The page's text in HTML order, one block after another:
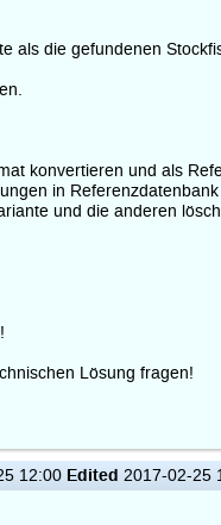
als die gefundenen
konvertieren und als
in
und die anderen
Lösung fragen!
12:00 Edited 2017-02-25